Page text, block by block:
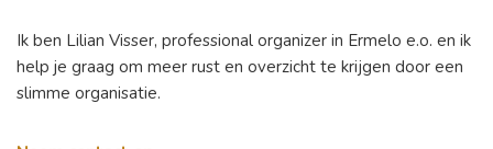
Ik ben Lilian Visser, professional organizer in Ermelo e.o. en ik
help je graag om meer rust en overzicht te krijgen door een
slimme organisatie.